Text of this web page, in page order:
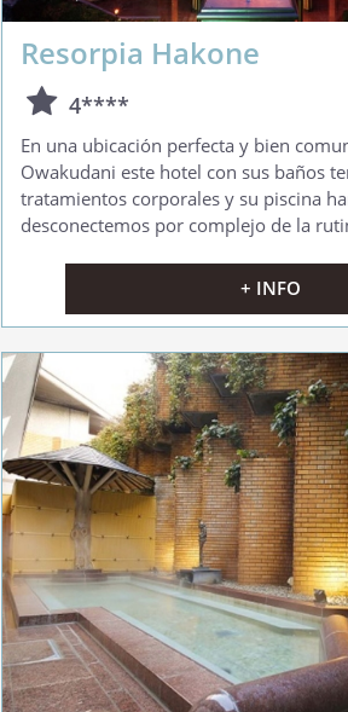
Resorpia Hakone
4****
En una ubicación perfecta y bien
Owakudani este hotel con sus baños
tratamientos corporales y su piscina
desconectemos por complejo de la
+ INFO